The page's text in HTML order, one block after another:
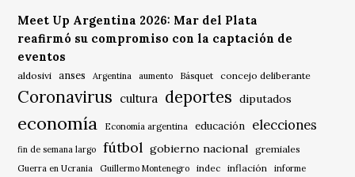
Meet Up Argentina 2026: Mar del Plata
reafirmó su compromiso con la captación de
eventos
aldosivi anses Argentina aumento Básquet concejo deliberante
Coronavirus cultura deportes diputados
economía Economía argentina educación elecciones
fin de semana largo fútbol gobierno nacional gremiales
Guerra en Ucrania Guillermo Montenegro indec inflación informe